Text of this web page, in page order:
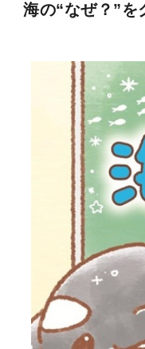
海の“なぜ？”を